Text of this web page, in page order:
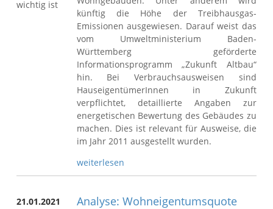
künftig die Höhe der Treibhausgas-
Emissionen ausgewiesen. Darauf weist das
vom Umweltministerium Baden-
Württemberg geförderte
Informationsprogramm „Zukunft Altbau“
hin. Bei Verbrauchsausweisen sind
HauseigentümerInnen in Zukunft
verpflichtet, detaillierte Angaben zur
energetischen Bewertung des Gebäudes zu
machen. Dies ist relevant für Ausweise, die
im Jahr 2011 ausgestellt wurden.
weiterlesen
21.01.2021
Analyse: Wohneigentumsquote